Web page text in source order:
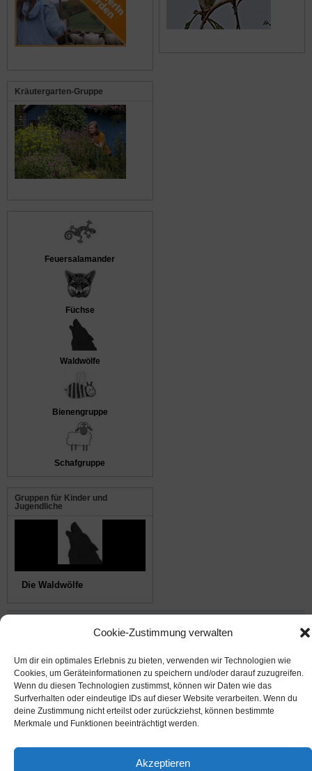
Cookie-Zustimmung verwalten
Um dir ein optimales Erlebnis zu bieten, verwenden wir Technologien wie
Cookies, um Geräteinformationen zu speichern und/oder darauf zuzugreifen.
Wenn du diesen Technologien zustimmst, können wir Daten wie das
Surfverhalten oder eindeutige IDs auf dieser Website verarbeiten. Wenn du
deine Zustimmung nicht erteilst oder zurückziehst, können bestimmte
Merkmale und Funktionen beeinträchtigt werden.
Akzeptieren
Kräutergarten-Gruppe
Feuersalamander
Füchse
Waldwölfe
Bienengruppe
Schafgruppe
Gruppen für Kinder und
Jugendliche
Die Waldwölfe
NABU Seeheim | Impressum | Cookie-Richtlinie
Suffusion theme by Sayontan Sinha